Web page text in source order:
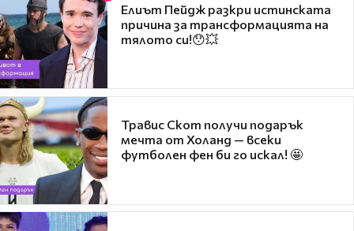
Елиът Пейдж разкри истинската
причина за трансформацията на
тялото си!😯💥
Травис Скот получи подарък
мечта от Холанд — всеки
футболен фен би го искал! 🤩